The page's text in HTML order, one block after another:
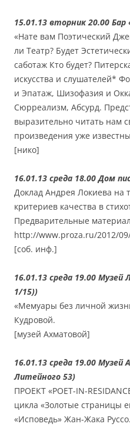
15.01.13 вторник 20.00
«Нате вам Поэтический
ли Театр? Будет
саботаж Кто будет?
искусства и слушателей*
и Эпатаж, Шизофазия и
Сюрреализм, Абсурд.
выразительно читать нам
произведения уже
[нико]
16.01.13 среда 18.00 Дом
Доклад Андрея Локиева на
критериев качества в
Предварительные
http://www.proza.ru/2012/
[соб. инф.]
16.01.13 среда 19.00
1/15))
«Мемуары без личной
Кудровой.
[музей Ахматовой]
16.01.13 среда 19.00 Музей
Литейного 53)
ПРОЕКТ «POET-IN-
цикла «Золотые страницы
«Исповедь» Жан-Жака Руссо.